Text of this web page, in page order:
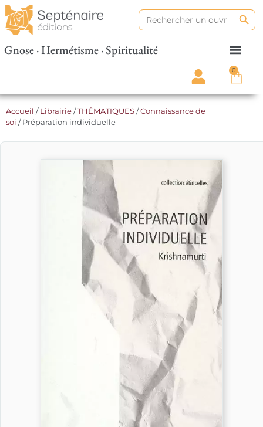
Search
for:
Gnose · Hermétisme · Spiritualité
0
Accueil /Librairie/THÉMATIQUES/Connaissance de
soi / Préparation individuelle